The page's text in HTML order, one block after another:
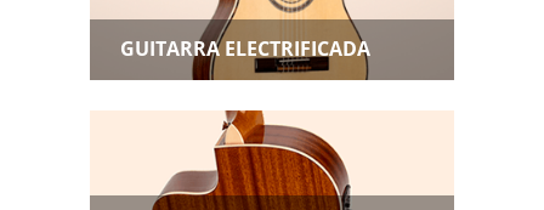
GUITARRA ELECTRIFICADA